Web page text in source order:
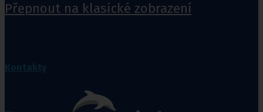
Přepnout na klasické zobrazení